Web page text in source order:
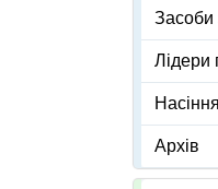
Засоби
Лідери
Архів